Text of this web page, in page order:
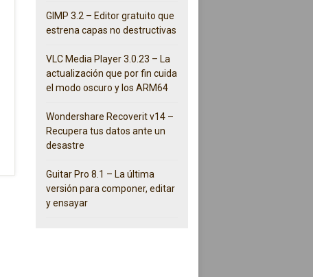
GIMP 3.2 – Editor gratuito que
estrena capas no destructivas
VLC Media Player 3.0.23 – La
actualización que por fin cuida
el modo oscuro y los ARM64
Wondershare Recoverit v14 –
Recupera tus datos ante un
desastre
Guitar Pro 8.1 – La última
versión para componer, editar
y ensayar